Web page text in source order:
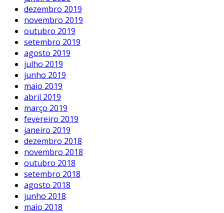
dezembro 2019
novembro 2019
outubro 2019
setembro 2019
agosto 2019
julho 2019
junho 2019
maio 2019
abril 2019
março 2019
fevereiro 2019
janeiro 2019
dezembro 2018
novembro 2018
outubro 2018
setembro 2018
agosto 2018
junho 2018
maio 2018